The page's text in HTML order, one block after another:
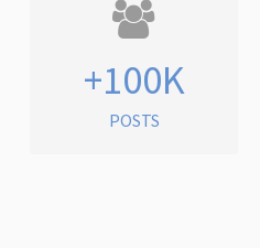
+100K
POSTS